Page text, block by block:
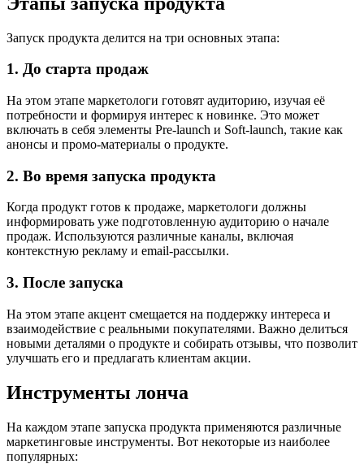
Запуск продукта делится на три основных этапа:
1. До старта продаж
На этом этапе маркетологи готовят аудиторию, изучая её
потребности и формируя интерес к новинке. Это может
включать в себя элементы Pre-launch и Soft-launch, такие как
анонсы и промо-материалы о продукте.
2. Во время запуска продукта
Когда продукт готов к продаже, маркетологи должны
информировать уже подготовленную аудиторию о начале
продаж. Используются различные каналы, включая
контекстную рекламу и email-рассылки.
3. После запуска
На этом этапе акцент смещается на поддержку интереса и
взаимодействие с реальными покупателями. Важно делиться
новыми деталями о продукте и собирать отзывы, что позволит
улучшать его и предлагать клиентам акции.
Инструменты лонча
На каждом этапе запуска продукта применяются различные
маркетинговые инструменты. Вот некоторые из наиболее
популярных: